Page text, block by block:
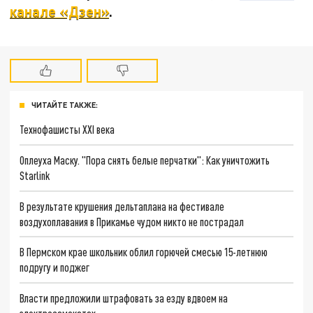
канале «Дзен».
ЧИТАЙТЕ ТАКЖЕ:
Технофашисты XXI века
Оплеуха Маску. "Пора снять белые перчатки": Как уничтожить
Starlink
В результате крушения дельтаплана на фестивале
воздухоплавания в Прикамье чудом никто не пострадал
В Пермском крае школьник облил горючей смесью 15-летнюю
подругу и поджег
Власти предложили штрафовать за езду вдвоем на